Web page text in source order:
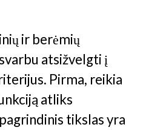
ir berėmių
atsižvelgti į
Pirma, reikia
atliks
tikslas yra